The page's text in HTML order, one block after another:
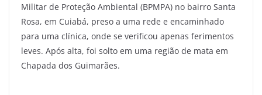
Militar de Proteção Ambiental (BPMPA) no bairro Santa
Rosa, em Cuiabá, preso a uma rede e encaminhado
para uma clínica, onde se verificou apenas ferimentos
leves. Após alta, foi solto em uma região de mata em
Chapada dos Guimarães.